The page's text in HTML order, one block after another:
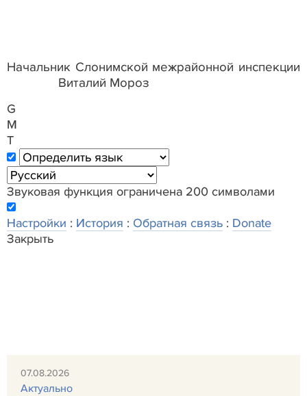
Начальник Слонимской межрайонной инспекции
Виталий Мороз
G
M
T
Звуковая функция ограничена 200 символами
Настройки : История : Обратная связь : Donate
Закрыть
07.08.2026
Актуально